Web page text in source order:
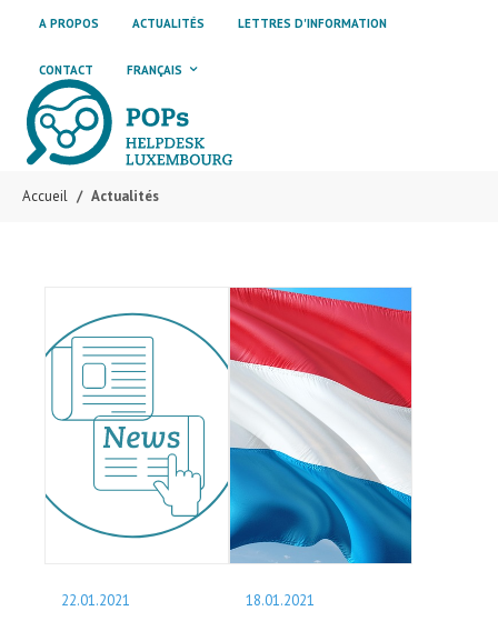
A PROPOS ACTUALITÉS LETTRES D'INFORMATION
CONTACT FRANÇAIS
Accueil Actualités
22.01.2021 18.01.2021